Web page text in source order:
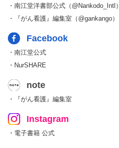
・南江堂洋書部公式（@Nankodo_Intl）
・『がん看護』編集室（@gankango）
Facebook
・南江堂公式
・NurSHARE
note
・『がん看護』編集室
Instagram
・電子書籍 公式